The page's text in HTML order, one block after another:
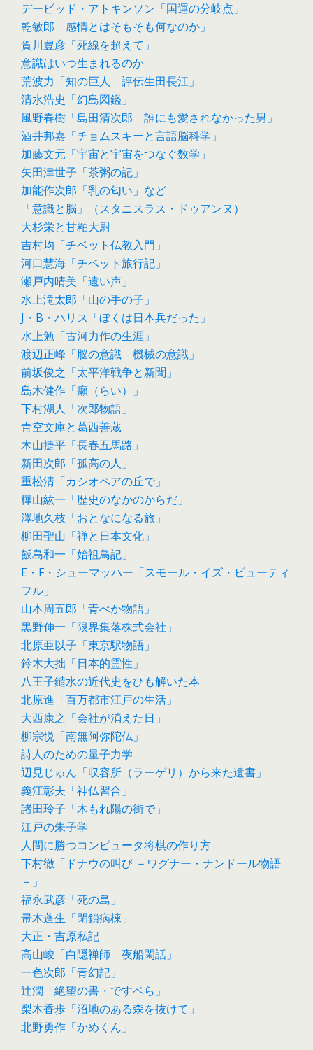
デービッド・アトキンソン「国運の分岐点」
乾敏郎「感情とはそもそも何なのか」
賀川豊彦「死線を超えて」
意識はいつ生まれるのか
荒波力「知の巨人 評伝生田長江」
清水浩史「幻島図鑑」
風野春樹「島田清次郎 誰にも愛されなかった男」
酒井邦嘉「チョムスキーと言語脳科学」
加藤文元「宇宙と宇宙をつなぐ数学」
矢田津世子「茶粥の記」
加能作次郎「乳の匂い」など
「意識と脳」（スタニスラス・ドゥアンヌ）
大杉栄と甘粕大尉
吉村均「チベット仏教入門」
河口慧海「チベット旅行記」
瀬戸内晴美「遠い声」
水上滝太郎「山の手の子」
J・B・ハリス「ぼくは日本兵だった」
水上勉「古河力作の生涯」
渡辺正峰「脳の意識 機械の意識」
前坂俊之「太平洋戦争と新聞」
島木健作「癩（らい）」
下村湖人「次郎物語」
青空文庫と葛西善蔵
木山捷平「長春五馬路」
新田次郎「孤高の人」
重松清「カシオペアの丘で」
樺山紘一「歴史のなかのからだ」
澤地久枝「おとなになる旅」
柳田聖山「禅と日本文化」
飯島和一「始祖鳥記」
E・F・シューマッハー「スモール・イズ・ビューティ
フル」
山本周五郎「青べか物語」
黒野伸一「限界集落株式会社」
北原亜以子「東京駅物語」
鈴木大拙「日本的霊性」
八王子鑓水の近代史をひも解いた本
北原進「百万都市江戸の生活」
大西康之「会社が消えた日」
柳宗悦「南無阿弥陀仏」
詩人のための量子力学
辺見じゅん「収容所（ラーゲリ）から来た遺書」
義江彰夫「神仏習合」
諸田玲子「木もれ陽の街で」
江戸の朱子学
人間に勝つコンピュータ将棋の作り方
下村徹「ドナウの叫び －ワグナー・ナンドール物語
－」
福永武彦「死の島」
帚木蓬生「閉鎖病棟」
大正・吉原私記
高山峻「白隠禅師 夜船閑話」
一色次郎「青幻記」
辻潤「絶望の書・ですペら」
梨木香歩「沼地のある森を抜けて」
北野勇作「かめくん」